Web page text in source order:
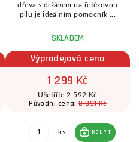
dřeva s držákem na řetězovou
pilu je ideálním pomocník ...
SKLADEM
Výprodejová cena
1 299 Kč
Ušetříte 2 592 Kč
Původní cena:3 891 Kč
ks KOUPIT